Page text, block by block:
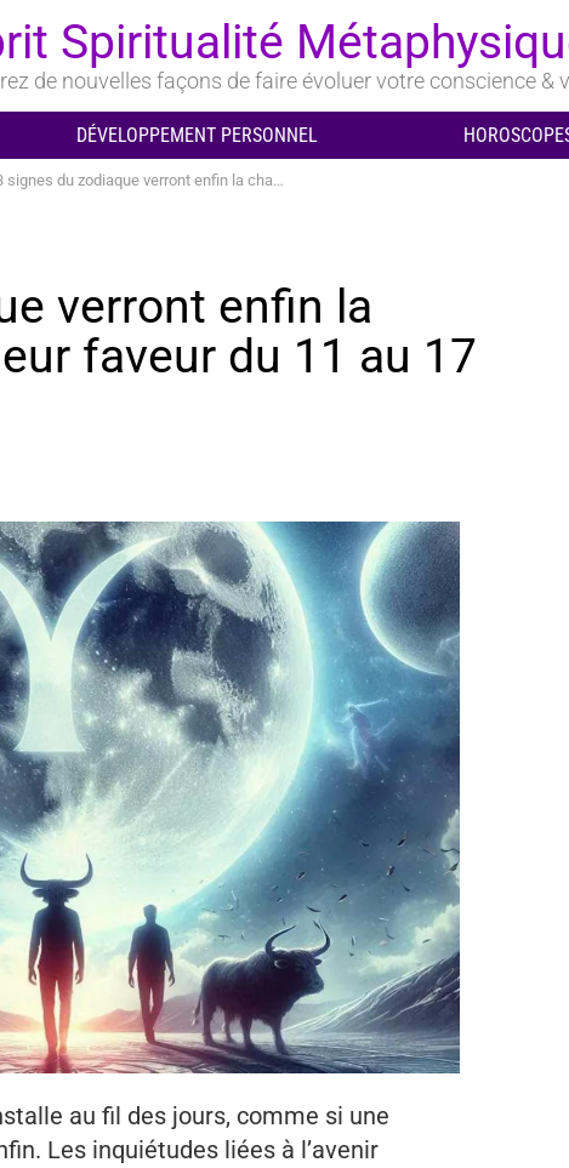
Spiritualité
de nouvelles façons de faire évoluer votre conscience &
DÉVELOPPEMENT PERSONNEL
du zodiaque verront enfin la chance tourner en leur faveur du 11 au 17 mai 2026
verront enfin la
faveur du 11 au 17
au fil des jours, comme si une
Les inquiétudes liées à l’avenir